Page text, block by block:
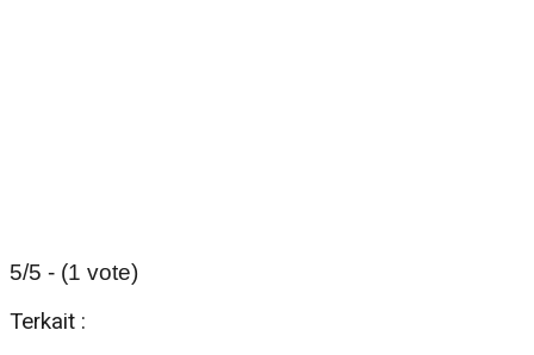
5/5 - (1 vote)
Terkait :